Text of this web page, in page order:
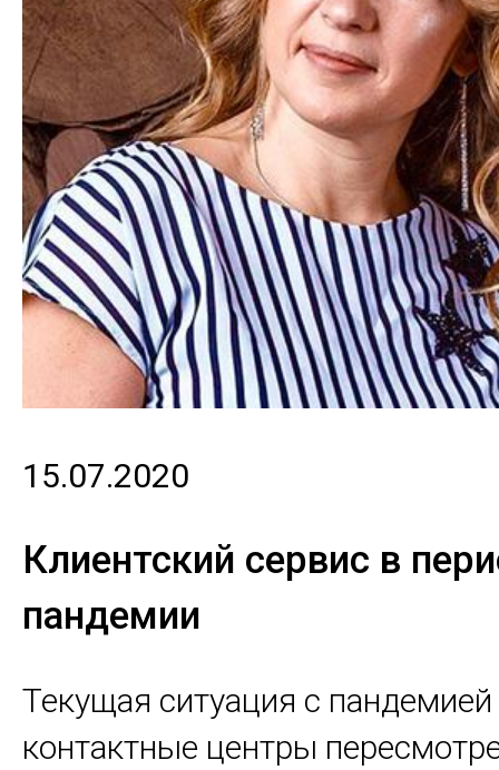
15.07.2020
Клиентский сервис в
пандемии
Текущая ситуация с
контактные центры